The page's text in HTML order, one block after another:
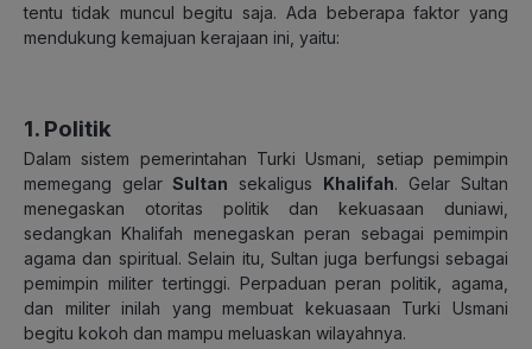
tentu tidak muncul begitu saja. Ada beberapa faktor yang
mendukung kemajuan kerajaan ini, yaitu:
1. Politik
Dalam sistem pemerintahan Turki Usmani, setiap pemimpin
memegang gelar Sultan sekaligus Khalifah. Gelar Sultan
menegaskan otoritas politik dan kekuasaan duniawi,
sedangkan Khalifah menegaskan peran sebagai pemimpin
agama dan spiritual.Selain itu, Sultan juga berfungsi sebagai
pemimpin militer tertinggi. Perpaduan peran politik, agama,
dan militer inilah yang membuat kekuasaan Turki Usmani
begitu kokoh dan mampu meluaskan wilayahnya.